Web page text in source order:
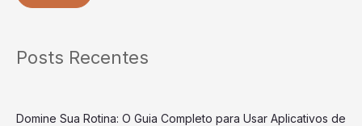
Posts Recentes
Domine Sua Rotina: O Guia Completo para Usar Aplicativos de